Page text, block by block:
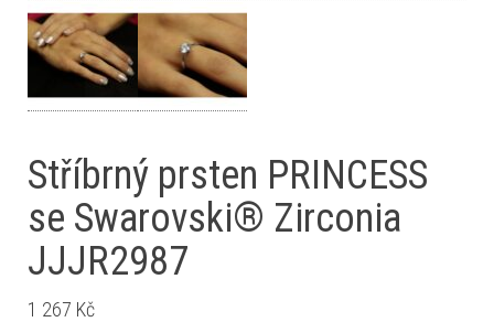
Stříbrný prsten PRINCESS
se Swarovski® Zirconia
JJJR2987
1 267 Kč